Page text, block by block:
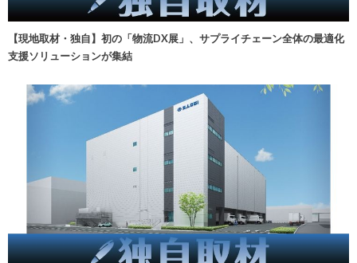
【現地取材・独自】初の「物流DX展」、サプライチェーン全体の最適化
支援ソリューションが集結